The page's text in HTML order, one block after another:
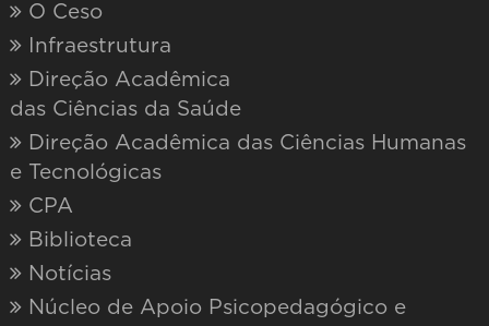
O Ceso
Infraestrutura
Direção Acadêmica
das Ciências da Saúde
Direção Acadêmica das Ciências Humanas
e Tecnológicas
CPA
Biblioteca
Notícias
Núcleo de Apoio Psicopedagógico e